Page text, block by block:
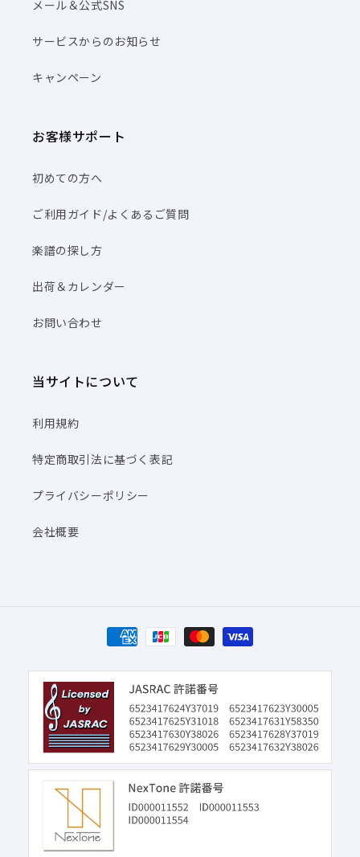
メール＆公式SNS
サービスからのお知らせ
キャンペーン
お客様サポート
初めての方へ
ご利用ガイド/よくあるご質問
楽譜の探し方
出荷＆カレンダー
お問い合わせ
当サイトについて
利用規約
特定商取引法に基づく表記
プライバシーポリシー
会社概要
決
済
方
法